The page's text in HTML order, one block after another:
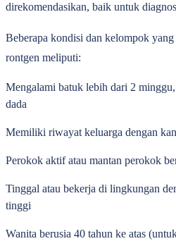
direkomendasikan, baik untuk
Beberapa kondisi dan kelompok
rontgen meliputi:
Mengalami batuk lebih dari 2 minggu,
dada
Memiliki riwayat keluarga dengan
Perokok aktif atau mantan perokok
Tinggal atau bekerja di lingkungan
tinggi
Wanita berusia 40 tahun ke atas